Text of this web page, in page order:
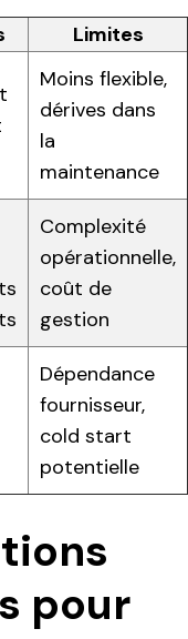
Limites
Moins flexible,
dérives dans
la
maintenance
Complexité
opérationnelle,
coût de
gestion
Dépendance
fournisseur,
cold start
potentielle
pour